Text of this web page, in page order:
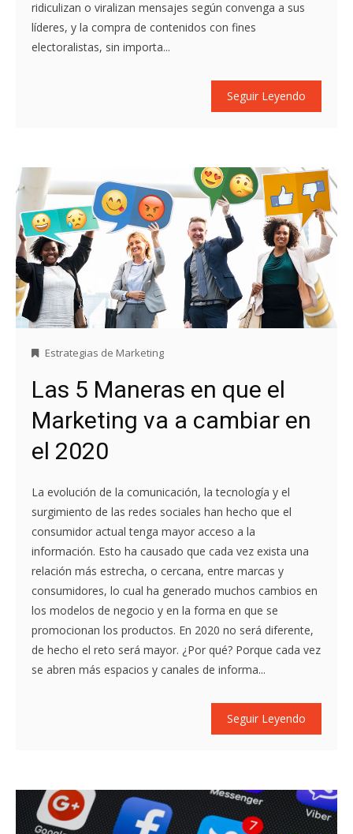
ridiculizan o viralizan mensajes según convenga a sus
líderes, y la compra de contenidos con fines
electoralistas, sin importa...
Seguir Leyendo
Estrategias de Marketing
Las 5 Maneras en que el
Marketing va a cambiar en
el 2020
La evolución de la comunicación, la tecnología y el
surgimiento de las redes sociales han hecho que el
consumidor actual tenga mayor acceso a la
información. Esto ha causado que cada vez exista una
relación más estrecha, o cercana, entre marcas y
consumidores, lo cual ha generado muchos cambios en
los modelos de negocio y en la forma en que se
promocionan los productos. En 2020 no será diferente,
de hecho el reto será mayor. ¿Por qué? Porque cada vez
se abren más espacios y canales de informa...
Seguir Leyendo